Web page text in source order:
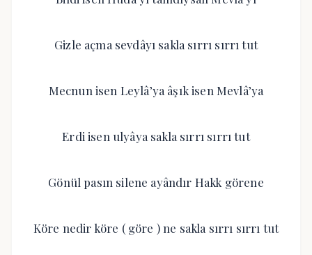
Gizle açma sevdâyı sakla sırrı sırrı tut
Mecnun isen Leylâ’ya âşık isen Mevlâ’ya
Erdi isen ulyâya sakla sırrı sırrı tut
Gönül pasın silene ayândır Hakk görene
Köre nedir köre ( göre ) ne sakla sırrı sırrı tut